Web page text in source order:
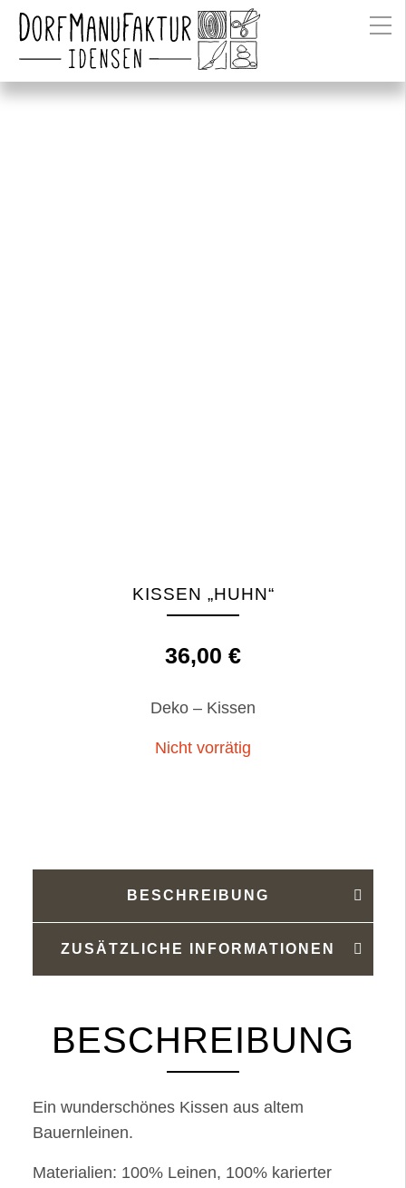
KISSEN „HUHN“
36,00 €
Deko – Kissen
Nicht vorrätig
BESCHREIBUNG
ZUSÄTZLICHE INFORMATIONEN
BESCHREIBUNG
Ein wunderschönes Kissen aus altem
Bauernleinen.
Materialien: 100% Leinen, 100% karierter